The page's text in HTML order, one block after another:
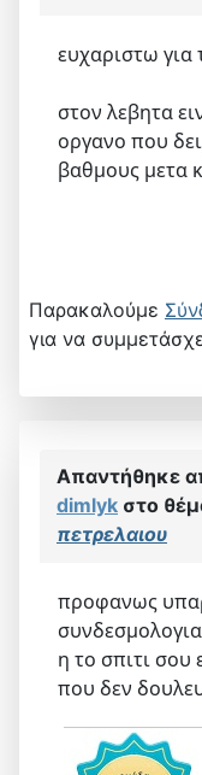
ευχαριστω
στον λεβητα
οργανο που
βαθμους μετα
Παρακαλούμε
για να
Απαντήθηκε
dimlyk στο
πετρελαιου
προφανως
η το σπιτι σου
που δεν